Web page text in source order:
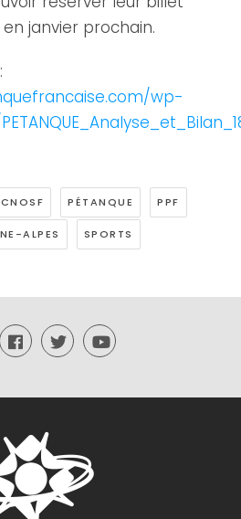
janvier prochain.
wp-
CNOSF PÉTANQUE PPF
ALPES SPORTS